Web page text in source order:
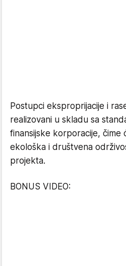
Postupci eksproprijacije i
realizovani u skladu sa
finansijske korporacije, čime
ekološka i društvena
projekta.
BONUS VIDEO: